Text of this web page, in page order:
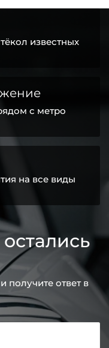
известных
с метро
на все виды
получите ответ в